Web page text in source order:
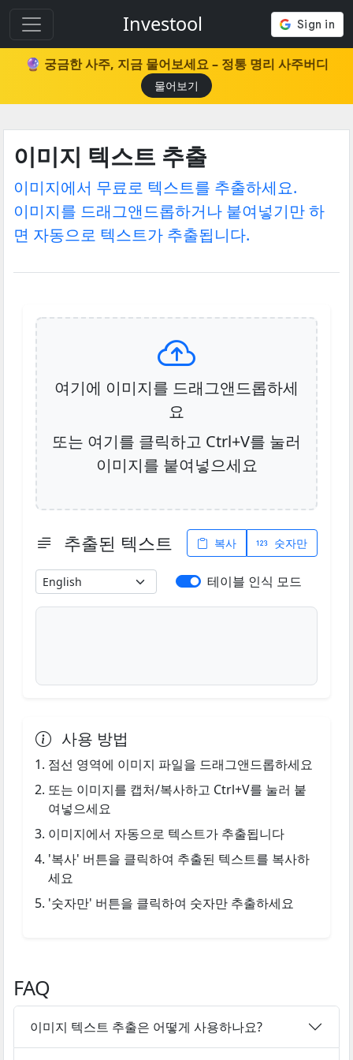
Investool
🔮 궁금한 사주, 지금 물어보세요 – 정통 명리 사주버디
물어보기
이미지 텍스트 추출
이미지에서 무료로 텍스트를 추출하세요.
이미지를 드래그앤드롭하거나 붙여넣기만 하
면 자동으로 텍스트가 추출됩니다.
여기에 이미지를 드래그앤드롭하세
요
또는 여기를 클릭하고 Ctrl+V를 눌러
이미지를 붙여넣으세요
추출된 텍스트 복사 숫자만
테이블 인식 모드
사용 방법
점선 영역에 이미지 파일을 드래그앤드롭하세요
또는 이미지를 캡처/복사하고 Ctrl+V를 눌러 붙
여넣으세요
이미지에서 자동으로 텍스트가 추출됩니다
'복사' 버튼을 클릭하여 추출된 텍스트를 복사하
세요
'숫자만' 버튼을 클릭하여 숫자만 추출하세요
FAQ
이미지 텍스트 추출은 어떻게 사용하나요?